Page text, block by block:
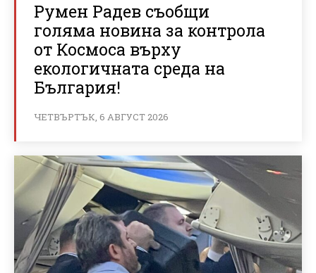
Румен Радев съобщи
голяма новина за контрола
от Космоса върху
екологичната среда на
България!
ЧЕТВЪРТЪК, 6 АВГУСТ 2026